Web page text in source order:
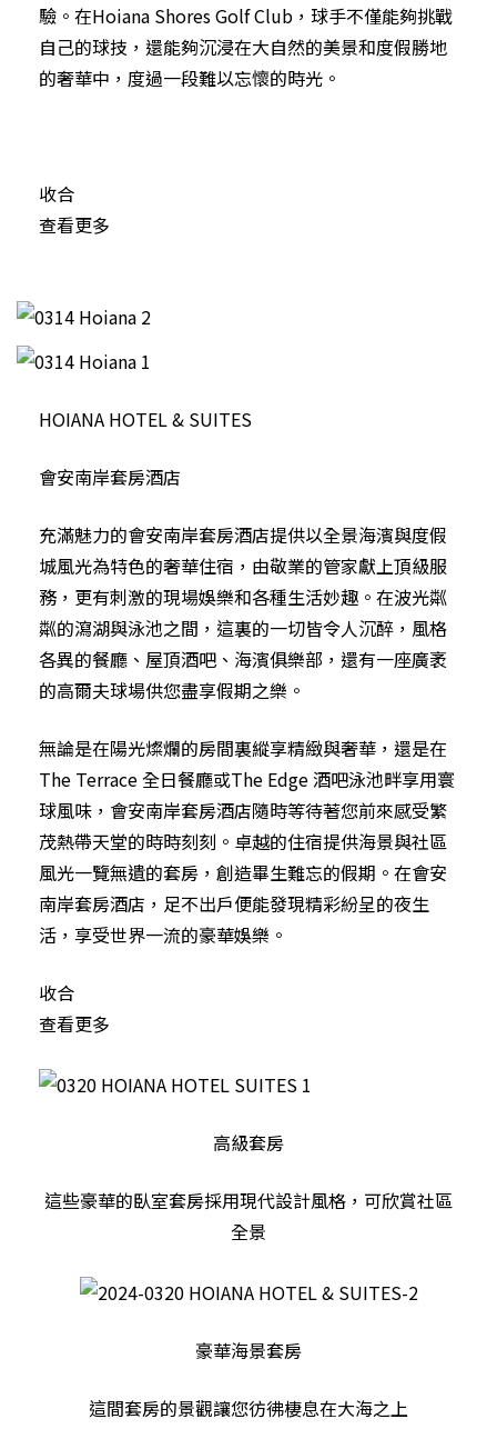
驗。在Hoiana Shores Golf Club，球手不僅能夠挑戰
自己的球技，還能夠沉浸在大自然的美景和度假勝地
的奢華中，度過一段難以忘懷的時光。
收合
查看更多
HOIANA HOTEL & SUITES
會安南岸套房酒店
充滿魅力的會安南岸套房酒店提供以全景海濱與度假
城風光為特色的奢華住宿，由敬業的管家獻上頂級服
務，更有刺激的現場娛樂和各種生活妙趣。在波光粼
粼的瀉湖與泳池之間，這裏的一切皆令人沉醉，風格
各異的餐廳、屋頂酒吧、海濱俱樂部，還有一座廣袤
的高爾夫球場供您盡享假期之樂。
無論是在陽光燦爛的房間裏縱享精緻與奢華，還是在
The Terrace 全日餐廳或The Edge 酒吧泳池畔享用寰
球風味，會安南岸套房酒店隨時等待著您前來感受繁
茂熱帶天堂的時時刻刻。卓越的住宿提供海景與社區
風光一覽無遺的套房，創造畢生難忘的假期。在會安
南岸套房酒店，足不出戶便能發現精彩紛呈的夜生
活，享受世界一流的豪華娛樂。
收合
查看更多
高級套房
這些豪華的臥室套房採用現代設計風格，可欣賞社區
全景
豪華海景套房
這間套房的景觀讓您彷彿棲息在大海之上